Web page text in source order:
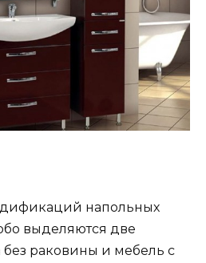
напольных
выделяются две
без раковины и мебель с